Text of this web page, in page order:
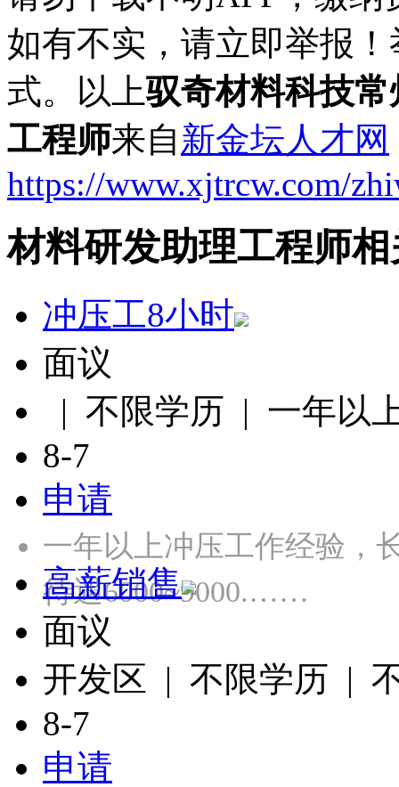
如有不实，请立即举报
式。以上驭奇材料科技
工程师来自新金坛人才网
https://www.xjtrcw.com/
材料研发助理工程师
冲压工8小时
面议
| 不限学历 | 一年以
8-7
申请
一年以上冲压工作经验，
待遇6000~9000.……
高薪销售
面议
开发区 | 不限学历 |
8-7
申请